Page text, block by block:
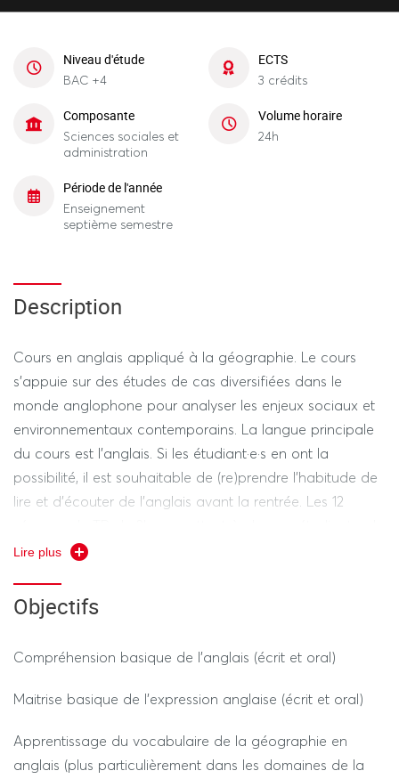
Niveau d'étude
BAC +4
ECTS
3 crédits
Composante
Sciences sociales et
administration
Volume horaire
24h
Période de l'année
Enseignement
septième semestre
Description
Cours en anglais appliqué à la géographie. Le cours
s’appuie sur des études de cas diversifiées dans le
monde anglophone pour analyser les enjeux sociaux et
environnementaux contemporains. La langue principale
du cours est l’anglais. Si les étudiant·e·s en ont la
possibilité, il est souhaitable de (re)prendre l’habitude de
lire et d’écouter de l’anglais avant la rentrée. Les 12
maitriser progressivement l’anglais et plus spécifiquement
de la gestion de l’eau en favorisant les rendus écrits
réguliers et, en alternance les présentations orales de
Lire plus
Objectifs
Compréhension basique de l’anglais (écrit et oral)
Maitrise basique de l’expression anglaise (écrit et oral)
Apprentissage du vocabulaire de la géographie en
anglais (plus particulièrement dans les domaines de la